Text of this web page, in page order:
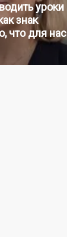
уроки
знак
что для нас